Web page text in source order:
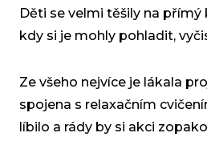
Děti se velmi těšily na
kdy si je mohly pohladit,
Ze všeho nejvíce je lákala
spojena s relaxačním
líbilo a rády by si akci